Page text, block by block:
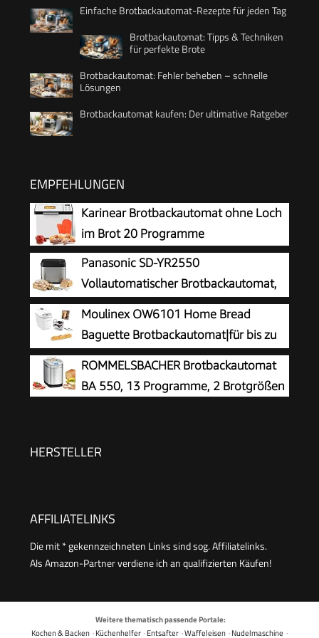
Einfache Brotbackautomat-Rezepte für jeden Tag
Brotbackautomat: Tipps & Techniken
für perfekte Brote
Brotbackautomat: Fehler beheben – schnelle
Lösungen
Brotbackautomat kaufen: Der ultimative Ratgeber
EMPFEHLUNGEN
Karinear Brotbackautomat ohne Loch
im Brot 20 Programme
Panasonic SD-YR2550
Vollautomatischer Brotbackautomat,
horizontales Design, Rosinen-
Nussverteiler und Hefespender, 31 automatische
Programme, zwei Temperatursensoren, 13-
Stunden-Zeitvorwahl, Silber
Moulinex OW6101 Home Bread
Baguette Brotbackautomat|für bis zu
1,5 kg
Brot|16Programme|hausgemachtes
Brot|antihaftbeschichtete Brotform|
ROMMELSBACHER Brotbackautomat
BA 550, 13 Programme, 2 Brotgrößen
HERSTELLER
AFFILIATELINKS
Die mit * gekennzeichneten Links sind sog. Affiliatelinks.
Als Amazon-Partner verdiene ich an qualifizierten Käufen!
Weitere thematisch passende Portale:
Kochen & Backen ·Küchenhelfer ·Entsafter ·Waffeleisen ·Nudelmaschine ·